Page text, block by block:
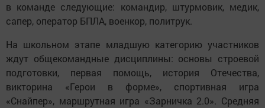
в команде следующие: командир, штурмовик, медик,
сапер, оператор БПЛА, военкор, политрук.
На школьном этапе младшую категорию участников
ждут общекомандные дисциплины: основы строевой
подготовки, первая помощь, история Отечества,
викторина «Герои в форме», спортивная игра
«Снайпер», маршрутная игра «Зарничка 2.0». Средняя